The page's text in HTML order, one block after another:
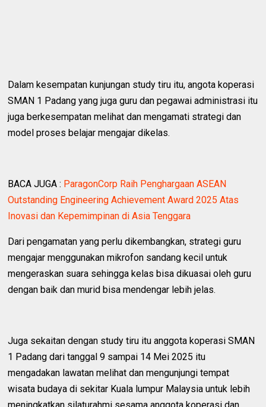
‎Dalam kesempatan kunjungan study tiru itu, angota koperasi
SMAN 1 Padang yang juga guru dan pegawai administrasi itu
juga berkesempatan melihat dan mengamati strategi dan
model proses belajar mengajar dikelas.
BACA JUGA : ParagonCorp Raih Penghargaan ASEAN
Outstanding Engineering Achievement Award 2025 Atas
Inovasi dan Kepemimpinan di Asia Tenggara
‎Dari pengamatan yang perlu dikembangkan, strategi guru
mengajar menggunakan mikrofon sandang kecil untuk
mengeraskan suara sehingga kelas bisa dikuasai oleh guru
dengan baik dan murid bisa mendengar lebih jelas.
‎Juga sekaitan dengan study tiru itu anggota koperasi SMAN
1 Padang dari tanggal 9 sampai 14 Mei 2025 itu
mengadakan lawatan melihat dan mengunjungi tempat
wisata budaya di sekitar Kuala lumpur Malaysia untuk lebih